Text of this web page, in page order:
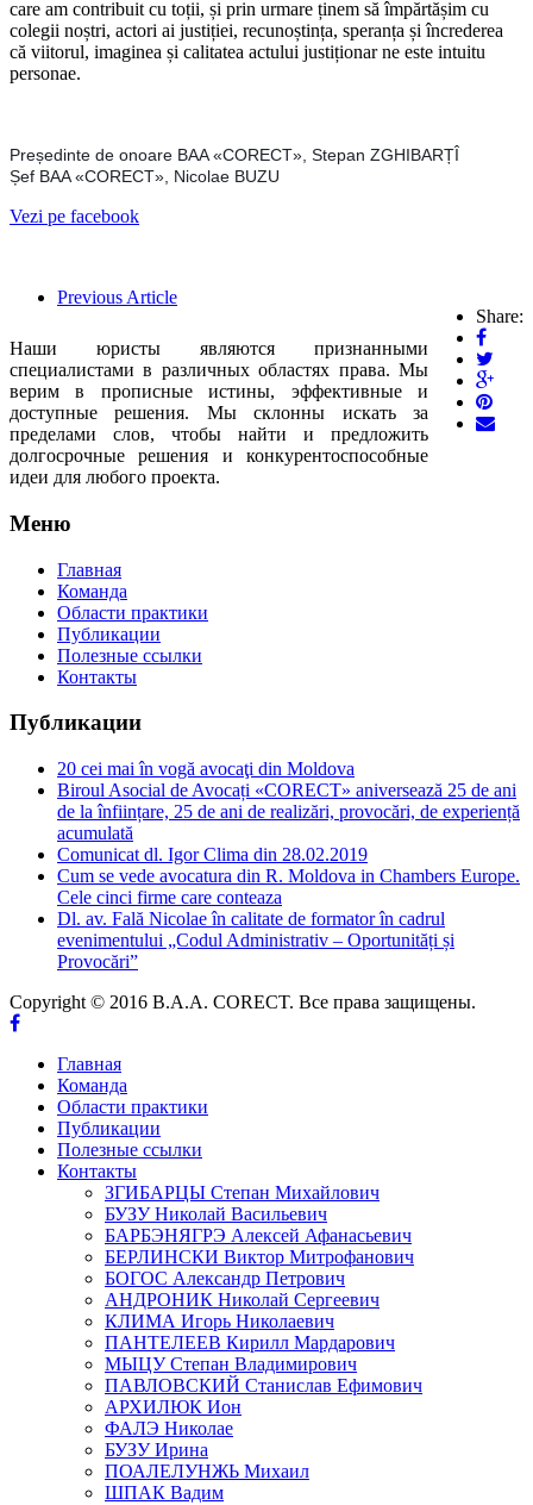
care am contribuit cu toții, și prin urmare ținem să împărtășim cu
colegii noștri, actori ai justiției, recunoștința, speranța și încrederea
că viitorul, imaginea și calitatea actului justiționar ne este intuitu
personae.
Președinte de onoare BAA «CORECT», Stepan ZGHIBARȚÎ
Șef BAA «CORECT», Nicolae BUZU
Vezi pe facebook
Share:
Previous Article
Наши юристы являются признанными
специалистами в различных областях права. Мы
верим в прописные истины, эффективные и
доступные решения. Мы склонны искать за
пределами слов, чтобы найти и предложить
долгосрочные решения и конкурентоспособные
идеи для любого проекта.
Меню
Главная
Команда
Области практики
Публикации
Полезные ссылки
Контакты
Публикации
20 cei mai în vogă avocaţi din Moldova
Biroul Asocial de Avocați «CORECT» aniversează 25 de ani
de la înființare, 25 de ani de realizări, provocări, de experiență
acumulată
Comunicat dl. Igor Clima din 28.02.2019
Cum se vede avocatura din R. Moldova in Chambers Europe.
Cele cinci firme care conteaza
Dl. av. Fală Nicolae în calitate de formator în cadrul
evenimentului „Codul Administrativ – Oportunități și
Provocări”
Copyright © 2016 B.A.A. CORECT. Все права защищены.
Главная
Команда
Области практики
Публикации
Полезные ссылки
Контакты
ЗГИБАРЦЫ Степан Михайлович
БУЗУ Николай Васильевич
БАРБЭНЯГРЭ Алексей Афанасьевич
БЕРЛИНСКИ Виктор Митрофанович
БОГОС Александр Петрович
АНДРОНИК Николай Сергеевич
КЛИМА Игорь Николаевич
ПАНТЕЛЕЕВ Кирилл Мардарович
МЫЦУ Степан Владимирович
ПАВЛОВСКИЙ Станислав Ефимович
АРХИЛЮК Ион
ФАЛЭ Николае
БУЗУ Ирина
ПОАЛЕЛУНЖЬ Михаил
ШПАК Вадим